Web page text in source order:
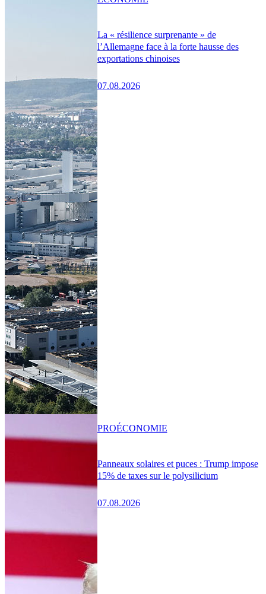
La « résilience surprenante » de
l’Allemagne face à la forte hausse des
exportations chinoises
07.08.2026
Panneaux solaires et puces : Trump impose
15% de taxes sur le polysilicium
07.08.2026
PROÉCONOMIE